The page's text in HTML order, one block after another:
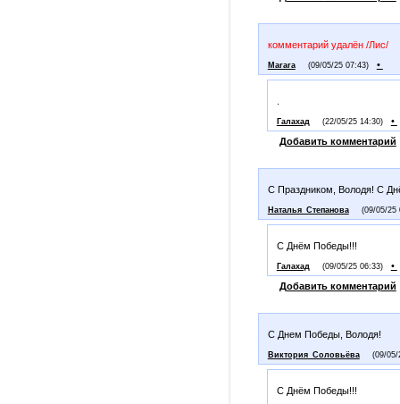
комментарий удалён /Лис/
Marara (09/05/25 07:43) •
Галахад (22/05/25 14:30)
•
Добавить комментарий
С Праздником, Володя! С
Наталья_Степанова (09/05/25
С Днём Победы!!!
Галахад (09/05/25 06:33)
•
Добавить комментарий
С Днем Победы, Володя!
Виктория_Соловьёва (09/05/
С Днём Победы!!!